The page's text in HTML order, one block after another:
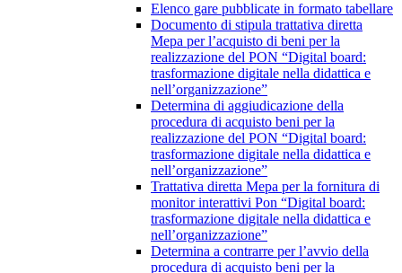
Elenco gare pubblicate in formato tabellare
Documento di stipula trattativa diretta
Mepa per l’acquisto di beni per la
realizzazione del PON “Digital board:
trasformazione digitale nella didattica e
nell’organizzazione”
Determina di aggiudicazione della
procedura di acquisto beni per la
realizzazione del PON “Digital board:
trasformazione digitale nella didattica e
nell’organizzazione”
Trattativa diretta Mepa per la fornitura di
monitor interattivi Pon “Digital board:
trasformazione digitale nella didattica e
nell’organizzazione”
Determina a contrarre per l’avvio della
procedura di acquisto beni per la